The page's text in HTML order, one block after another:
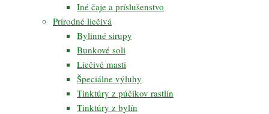
Iné čaje a príslušenstvo
Prírodné liečivá
Bylinné sirupy
Bunkové soli
Liečivé masti
Špeciálne výluhy
Tinktúry z púčikov rastlín
Tinktúry z bylín